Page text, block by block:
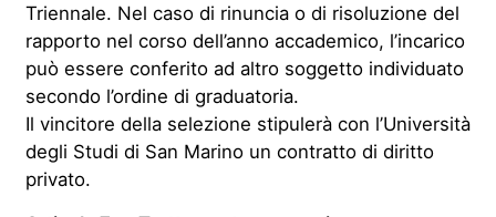
Triennale. Nel caso di rinuncia o di risoluzione del
rapporto nel corso dell’anno accademico, l’incarico
può essere conferito ad altro soggetto individuato
secondo l’ordine di graduatoria.
Il vincitore della selezione stipulerà con l’Università
degli Studi di San Marino un contratto di diritto
privato.